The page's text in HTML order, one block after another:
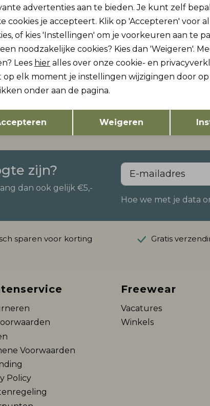
-50%
It mini
NMFROSE WIDE EMB JEANS 2633-FR NOOS
Name It mini
29,99
zijn?
dan ook gelijk €5,-
Hoe we met je data
sparen voor korting Gratis
Voorwaarden
Policy
Freewear
Vacatures
Winkels
Terug Opslaan
advertenties aan te bieden. Je kunt zelf
cookies je accepteert. Klik op 'Accepteren' voor
of kies 'Instellingen' om je voorkeuren aan te
noodzakelijke cookies? Kies dan 'Weigeren'.
Lees hier alles over onze cookie- en
op elk moment je instellingen wijzigingen door
onder aan de pagina.
Weigeren